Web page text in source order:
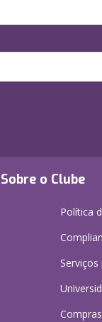
Sobre o Clube
Política